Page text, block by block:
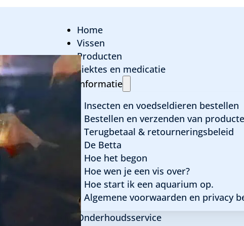
Home
Vissen
Producten
ziektes en medicatie
Informatie
Insecten en voedseldieren bestellen
Bestellen en verzenden van
Terugbetaal & retourneringsbeleid
De Betta
Hoe het begon
Hoe wen je een vis over?
Hoe start ik een aquarium op.
Algemene voorwaarden en privacy
Onderhoudsservice
Hyphessobrycon
Algemene informatie
Latijnse naam:Hyphessobrycon flammeus
Characidae
Rio de Janeiro
Maximale grootte:4 cm
Temperatuur:20 tot 24 graden